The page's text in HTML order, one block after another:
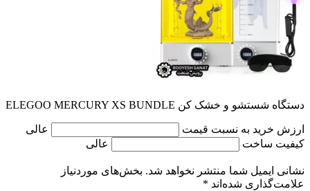
دستگاه شستشو و خشک کن ELEGOO MERCURY XS BUNDLE
ارزش خرید به نسبت قیمت
عالی
کیفیت ساخت
عالی
نشانی ایمیل شما منتشر نخواهد شد. بخش‌های موردنیاز
علامت‌گذاری شده‌اند *